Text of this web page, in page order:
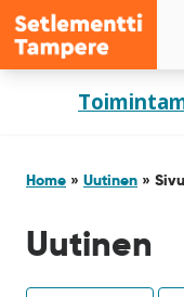
sisältöön
Setlementti
Tampere
Home » Uutinen »
Uutinen